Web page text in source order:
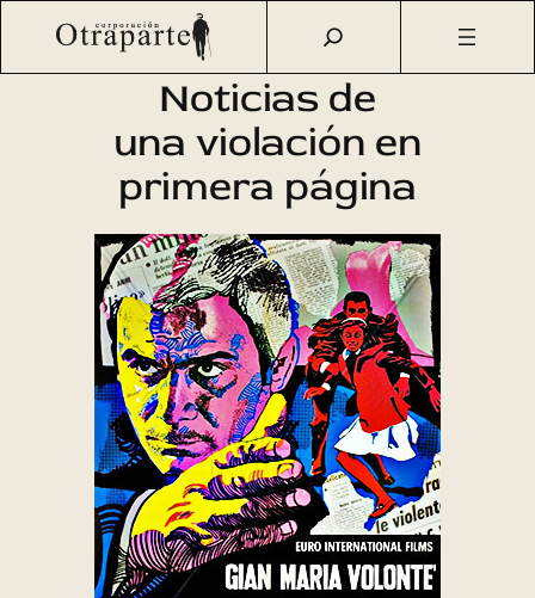
Saltar
Otraparte.org / Agenda Cultural Cine
Noticias de una
violación en primera página
Noticias de
una violación en
primera página